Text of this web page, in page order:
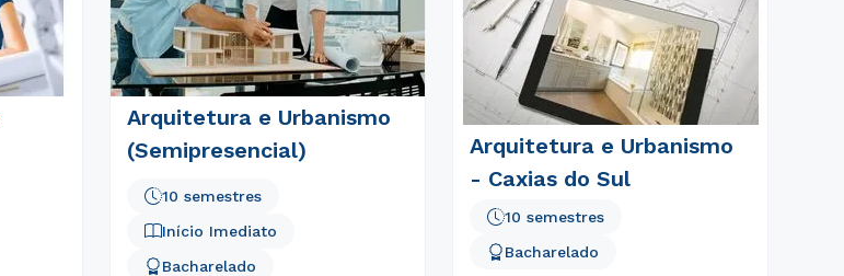
Arquitetura e Urbanismo
(Semipresencial)
10 semestres
Início Imediato
Bacharelado
Arquitetura e Urbanismo
- Caxias do Sul
10 semestres
Bacharelado